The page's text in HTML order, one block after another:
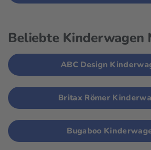
Beliebte Kinderwagen
ABC Design
Britax Römer
Bugaboo